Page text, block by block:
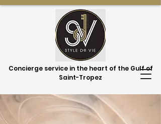
Concierge service in the heart of the Gulf of
Saint-Tropez